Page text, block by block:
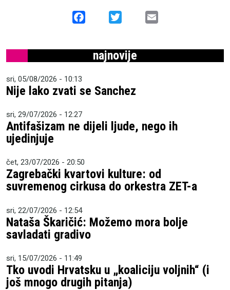
Facebook
najnovije
sri, 05/08/2026 - 10:13
Nije lako zvati se Sanchez
sri, 29/07/2026 - 12:27
Antifašizam ne dijeli ljude, nego ih
ujedinjuje
čet, 23/07/2026 - 20:50
Zagrebački kvartovi kulture: od
suvremenog cirkusa do orkestra ZET-a
sri, 22/07/2026 - 12:54
Nataša Škaričić: Možemo mora bolje
savladati gradivo
sri, 15/07/2026 - 11:49
Tko uvodi Hrvatsku u „koaliciju voljnih“ (i
još mnogo drugih pitanja)